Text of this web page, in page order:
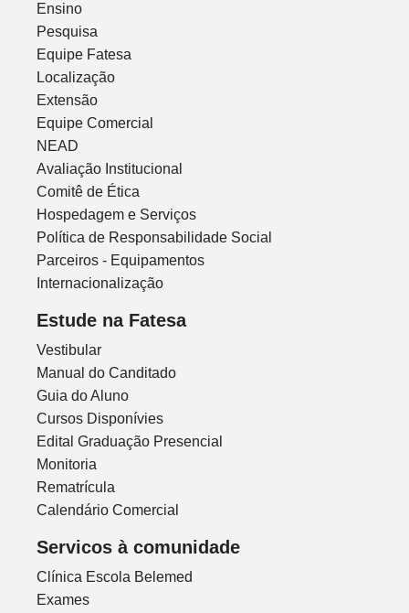
Ensino
Pesquisa
Equipe Fatesa
Localização
Extensão
Equipe Comercial
NEAD
Avaliação Institucional
Comitê de Ética
Hospedagem e Serviços
Política de Responsabilidade Social
Parceiros - Equipamentos
Internacionalização
Estude na Fatesa
Vestibular
Manual do Canditado
Guia do Aluno
Cursos Disponívies
Edital Graduação Presencial
Monitoria
Rematrícula
Calendário Comercial
Servicos à comunidade
Clínica Escola Belemed
Exames